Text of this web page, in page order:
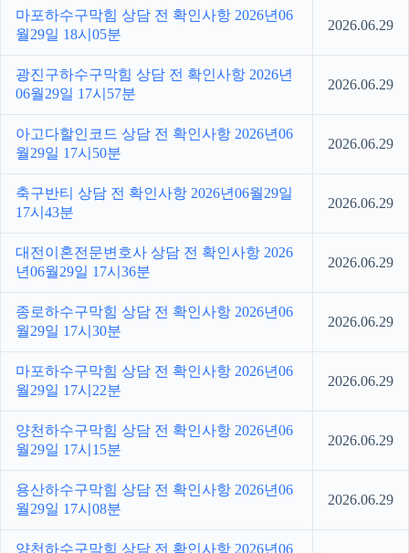
마포하수구막힘 상담 전 확인사항 2026년06
월29일 18시05분
2026.06.29
광진구하수구막힘 상담 전 확인사항 2026년
06월29일 17시57분
2026.06.29
아고다할인코드 상담 전 확인사항 2026년06
월29일 17시50분
2026.06.29
축구반티 상담 전 확인사항 2026년06월29일
17시43분
2026.06.29
대전이혼전문변호사 상담 전 확인사항 2026
년06월29일 17시36분
2026.06.29
종로하수구막힘 상담 전 확인사항 2026년06
월29일 17시30분
2026.06.29
마포하수구막힘 상담 전 확인사항 2026년06
월29일 17시22분
2026.06.29
양천하수구막힘 상담 전 확인사항 2026년06
월29일 17시15분
2026.06.29
용산하수구막힘 상담 전 확인사항 2026년06
월29일 17시08분
2026.06.29
양천하수구막힘 상담 전 확인사항 2026년06